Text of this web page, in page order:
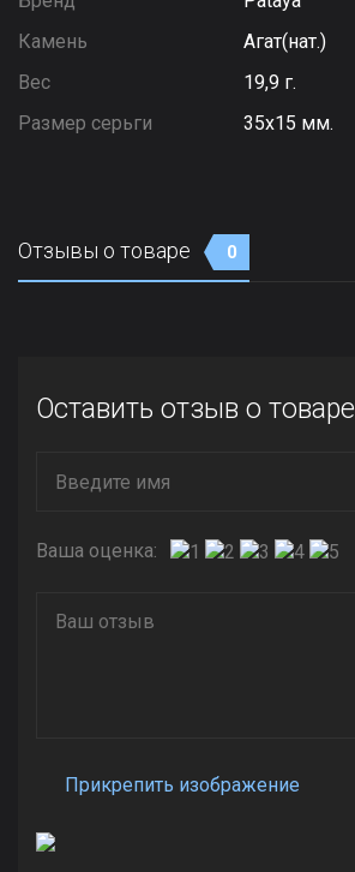
Камень
Агат(нат.)
Вес
19,9 г.
Размер серьги
35х15 мм.
Отзывы о товаре 0
Оставить отзыв о товаре
Ваша оценка:
Прикрепить изображение